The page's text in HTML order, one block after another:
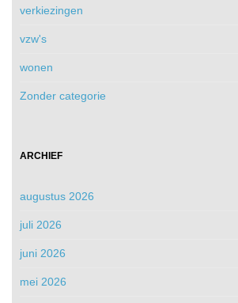
verkiezingen
vzw's
wonen
Zonder categorie
ARCHIEF
augustus 2026
juli 2026
juni 2026
mei 2026